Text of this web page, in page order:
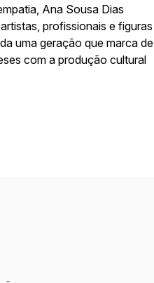
Ana Sousa Dias
profissionais e figuras
uma geração que marca de
com a produção cultural